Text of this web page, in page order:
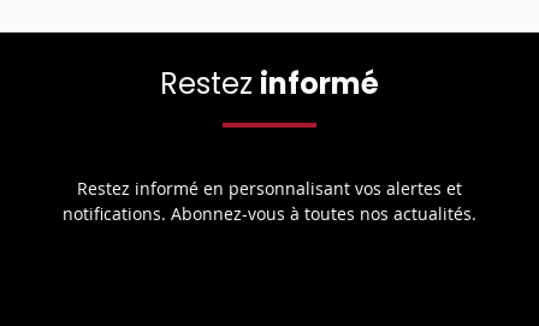
Restez informé
Restez informé en personnalisant vos alertes et
notifications. Abonnez-vous à toutes nos actualités.